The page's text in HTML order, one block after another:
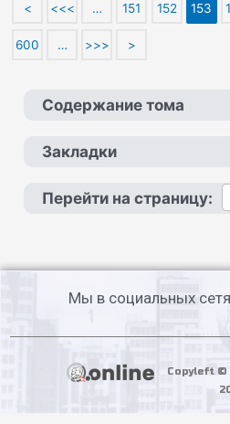
< <<< … 151 152 153
600 … >>> >
Содержание тома
Закладки
Перейти на страницу:
Мы в социальных
Copyleft